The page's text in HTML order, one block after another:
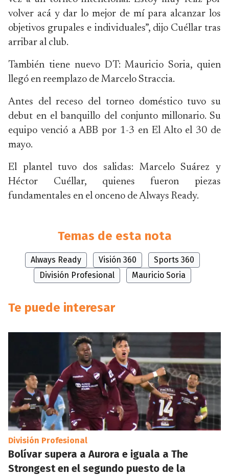
volver acá y dar lo mejor de mí para alcanzar los
objetivos grupales e individuales”, dijo Cuéllar tras
arribar al club.
También tiene nuevo DT: Mauricio Soria, quien
llegó en reemplazo de Marcelo Straccia.
Antes del receso del torneo doméstico tuvo su
debut en el banquillo del conjunto millonario. Su
equipo venció a ABB por 1-3 en El Alto el 30 de
mayo.
El plantel tuvo dos salidas: Marcelo Suárez y
Héctor Cuéllar, quienes fueron piezas
fundamentales en el onceno de Always Ready.
Temas de esta nota
Always Ready Visión 360
Sports 360
División Profesional
Mauricio Soria
Te puede interesar
División Profesional
Bolívar supera a Aurora e iguala a The
Strongest en el segundo puesto de la